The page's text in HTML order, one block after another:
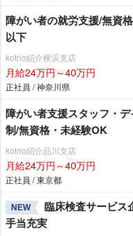
障がい者の就労支援/無資
以下
kotrio紹介横浜支店
月給24万円～40万円
正社員 / 神奈川県
障がい者支援スタッフ・
制/無資格・未経験OK
kotrio紹介品川支店
月給24万円～40万円
正社員 / 東京都
NEW
臨床検査サービス
手当充実